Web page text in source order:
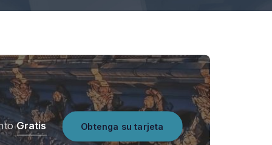
Gratis Obtenga su tarjeta